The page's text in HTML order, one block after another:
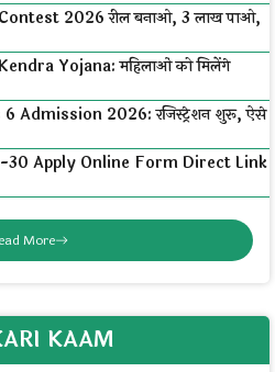
2026 रील बनाओ, ₹3 लाख पाओ,
Yojana: महिलाओं को मिलेंगे
Admission 2026: रजिस्ट्रेशन शुरू, ऐसे
30 Apply Online Form Direct Link
More
KAAM